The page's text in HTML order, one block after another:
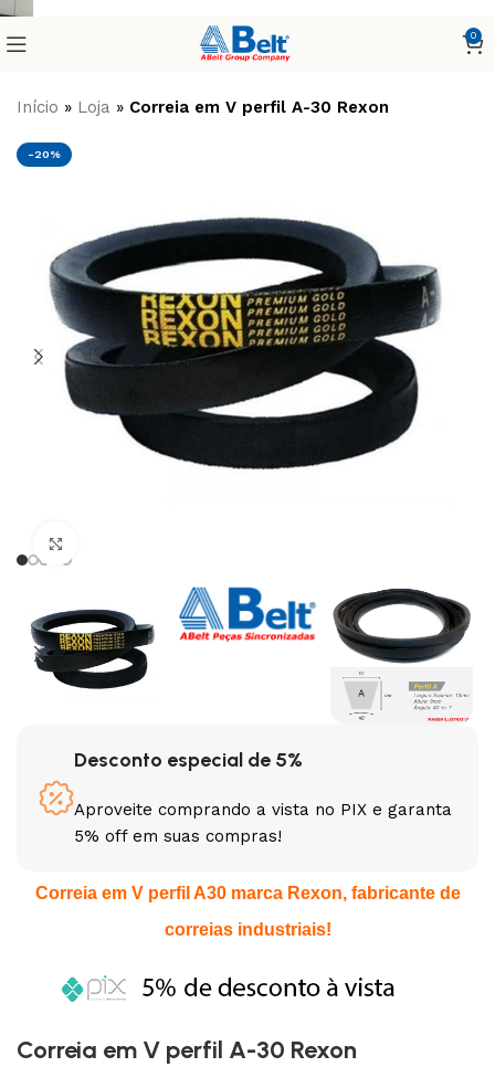
0
Início » Loja » Correia em V perfil A-30 Rexon
-20%
Desconto especial de 5%
Aproveite comprando a vista no PIX e garanta
5% off em suas compras!
Correia em V perfil A30 marca Rexon, fabricante de
correias industriais!
Correia em V perfil A-30 Rexon